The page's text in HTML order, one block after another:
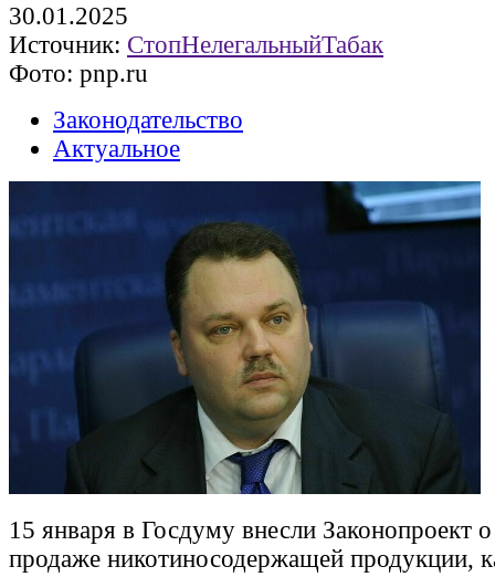
30.01.2025
Источник: СтопНелегальныйТабак
Фото: pnp.ru
Законодательство
Актуальное
15 января в Госдуму внесли Законопроект
продаже никотиносодержащей продукции,